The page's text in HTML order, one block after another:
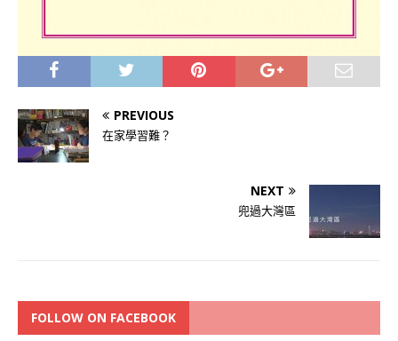
PREVIOUS
在家學習難？
NEXT
兜過大灣區
FOLLOW ON FACEBOOK